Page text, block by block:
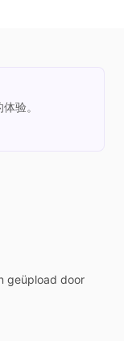
验。
geüpload door